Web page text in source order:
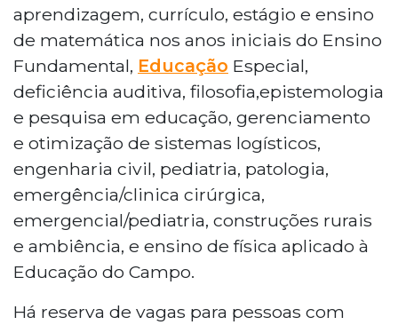
aprendizagem, currículo, estágio e ensino
de matemática nos anos iniciais do Ensino
Fundamental, Educação Especial,
deficiência auditiva, filosofia,epistemologia
e pesquisa em educação, gerenciamento
e otimização de sistemas logísticos,
engenharia civil, pediatria, patologia,
emergência/clinica cirúrgica,
emergencial/pediatria, construções rurais
e ambiência, e ensino de física aplicado à
Educação do Campo.
Há reserva de vagas para pessoas com